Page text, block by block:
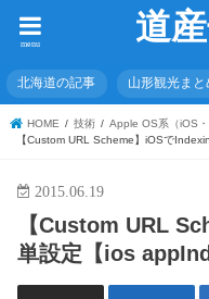
道
menu
北海道の記事 山形観光まと
HOME 技術
Apple OS系（iOS・
【Custom URL Scheme】iOSで
2015.06.19
【Custom URL
単設定【ios